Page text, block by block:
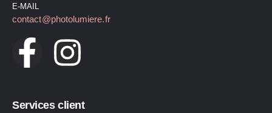
E-MAIL
contact@photolumiere.fr
Services client